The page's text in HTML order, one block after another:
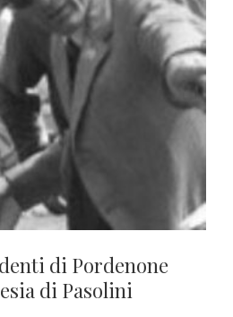
di Pordenone
di Pasolini